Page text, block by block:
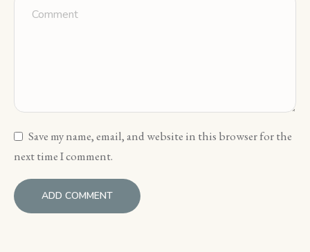
Save my name, email, and website in this browser for the
next time I comment.